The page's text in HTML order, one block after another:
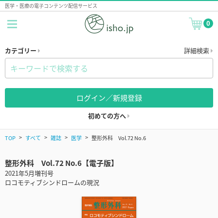
医学・医療の電子コンテンツ配信サービス
0
カテゴリー 詳細検索
ログイン／新規登録
初めての方へ
TOP すべて 雑誌 医学 整形外科 Vol.72 No.6
整形外科 Vol.72 No.6【電子版】
2021年5月増刊号
ロコモティブシンドロームの現況